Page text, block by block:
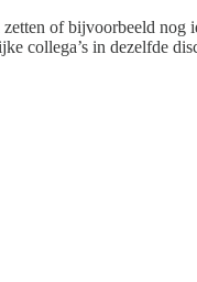
of bijvoorbeeld nog
collega’s in dezelfde